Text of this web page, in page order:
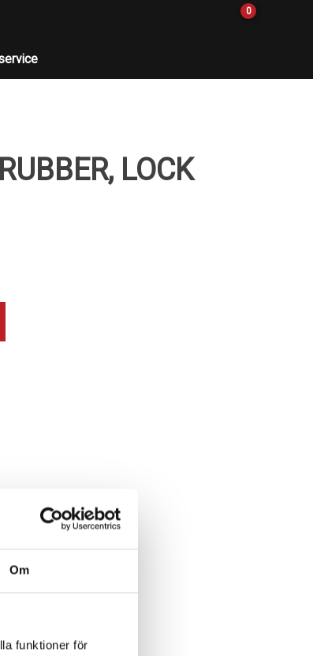
Om
funktioner för
0
LOCK